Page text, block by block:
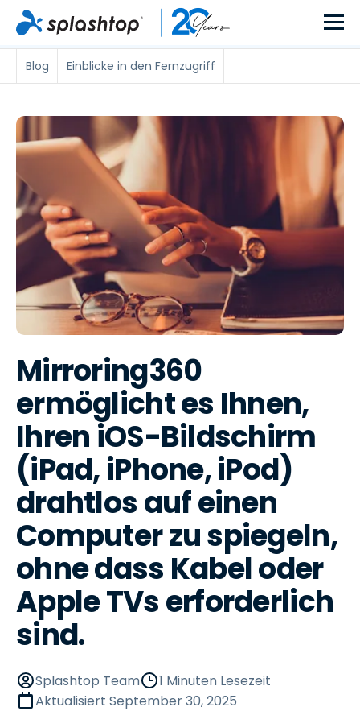
Blog Einblicke in den Fernzugriff
Mirroring360
ermöglicht es Ihnen,
Ihren iOS-Bildschirm
(iPad, iPhone, iPod)
drahtlos auf einen
Computer zu spiegeln,
ohne dass Kabel oder
Apple TVs erforderlich
sind.
Splashtop Team
1 Minuten Lesezeit
Aktualisiert September 30, 2025